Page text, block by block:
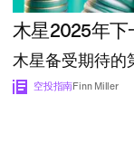
木星2025年下
木星备受期待的
空投指南Finn Miller